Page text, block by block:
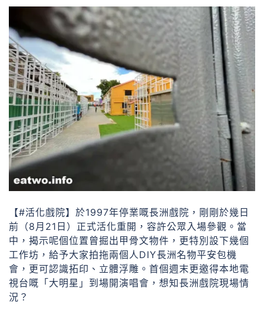
【#活化戲院】於1997年停業嘅長洲戲院，剛剛於幾日
前（8月21日）正式活化重開，容許公眾入場參觀。當
中，揭示呢個位置曾掘出甲骨文物件，更特別設下幾個
工作坊，給予大家拍拖兩個人DIY長洲名物平安包機
會，更可認識拓印、立體浮雕。首個週末更邀得本地電
視台嘅「大明星」到場開演唱會，想知長洲戲院現場情
況？